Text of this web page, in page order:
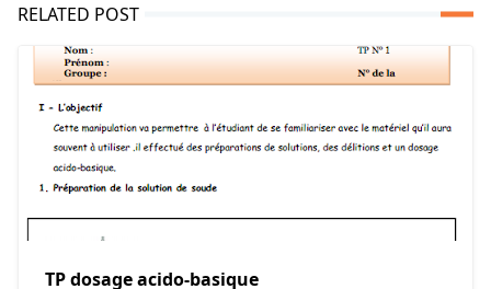
RELATED POST
TP dosage acido-basique